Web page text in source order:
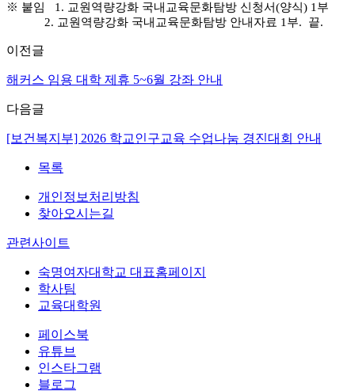
※ 붙임 1. 교원역량강화 국내교육문화탐방 신청서(양식) 1부
2. 교원역량강화 국내교육문화탐방 안내자료 1부. 끝.
이전글
해커스 임용 대학 제휴 5~6월 강좌 안내
다음글
[보건복지부] 2026 학교인구교육 수업나눔 경진대회 안내
목록
개인정보처리방침
찾아오시는길
관련사이트
숙명여자대학교 대표홈페이지
학사팀
교육대학원
페이스북
유튜브
인스타그램
블로그